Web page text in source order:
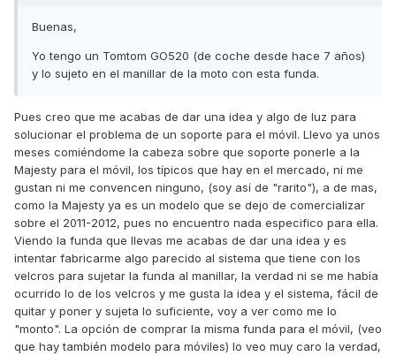
Buenas,
Yo tengo un Tomtom GO520 (de coche desde hace 7 años)
y lo sujeto en el manillar de la moto con esta funda.
Pues creo que me acabas de dar una idea y algo de luz para
solucionar el problema de un soporte para el móvil. Llevo ya unos
meses comiéndome la cabeza sobre que soporte ponerle a la
Majesty para el móvil, los típicos que hay en el mercado, ni me
gustan ni me convencen ninguno, (soy así de "rarito"), a de mas,
como la Majesty ya es un modelo que se dejo de comercializar
sobre el 2011-2012, pues no encuentro nada especifico para ella.
Viendo la funda que llevas me acabas de dar una idea y es
intentar fabricarme algo parecido al sistema que tiene con los
velcros para sujetar la funda al manillar, la verdad ni se me había
ocurrido lo de los velcros y me gusta la idea y el sistema, fácil de
quitar y poner y sujeta lo suficiente, voy a ver como me lo
"monto". La opción de comprar la misma funda para el móvil, (veo
que hay también modelo para móviles) lo veo muy caro la verdad,